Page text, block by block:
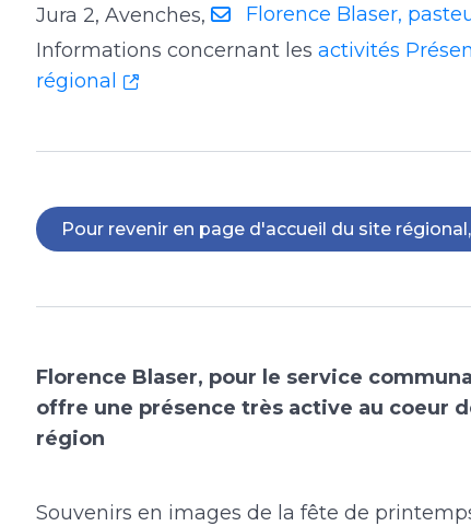
Jura 2, Avenches,
Florence Blaser,
Informations concernant les activités
régional
Pour revenir en page d'accueil du site
Florence Blaser, pour le service
offre une présence très active au coeur
région
Souvenirs en images de la fête de